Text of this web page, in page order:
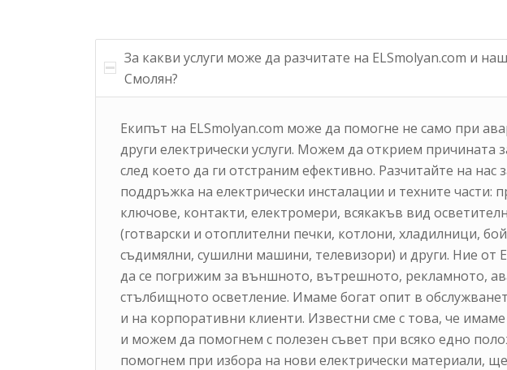
За какви услуги може да разчитате на ELSmolyan.com и
Смолян?
Екипът на ELSmolyan.com може да помогне не само при
други електрически услуги. Можем да открием причината
след което да ги отстраним ефективно. Разчитайте на нас
поддръжка на електрически инсталации и техните части:
ключове, контакти, електромери, всякакъв вид
(готварски и отоплителни печки, котлони, хладилници,
съдимялни, сушилни машини, телевизори) и други. Ние от
да се погрижим за външното, вътрешното, рекламното,
стълбищното осветление. Имаме богат опит в
и на корпоративни клиенти. Известни сме с това, че
и можем да помогнем с полезен съвет при всяко едно
помогнем при избора на нови електрически материали,